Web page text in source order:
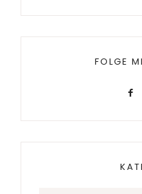
FOLGE